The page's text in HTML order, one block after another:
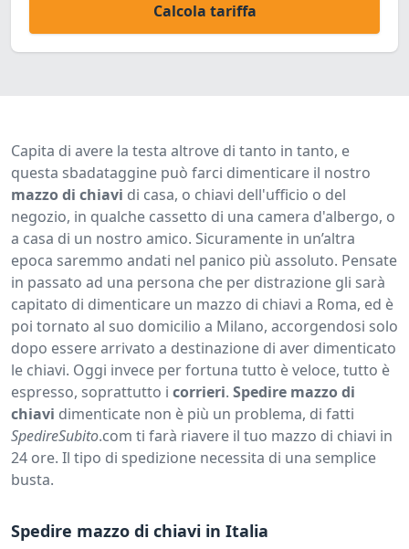
Calcola tariffa
Capita di avere la testa altrove di tanto in tanto, e
questa sbadataggine può farci dimenticare il nostro
mazzo di chiavi di casa, o chiavi dell'ufficio o del
negozio, in qualche cassetto di una camera d'albergo, o
a casa di un nostro amico. Sicuramente in un’altra
epoca saremmo andati nel panico più assoluto. Pensate
in passato ad una persona che per distrazione gli sarà
capitato di dimenticare un mazzo di chiavi a Roma, ed è
poi tornato al suo domicilio a Milano, accorgendosi solo
dopo essere arrivato a destinazione di aver dimenticato
le chiavi. Oggi invece per fortuna tutto è veloce, tutto è
espresso, soprattutto i corrieri. Spedire mazzo di
chiavi dimenticate non è più un problema, di fatti
SpedireSubito.com ti farà riavere il tuo mazzo di chiavi in
24 ore. Il tipo di spedizione necessita di una semplice
busta.
Spedire mazzo di chiavi in Italia